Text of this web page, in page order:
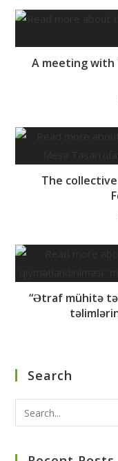
A meeting with
The
“Ətraf mühitə
Search